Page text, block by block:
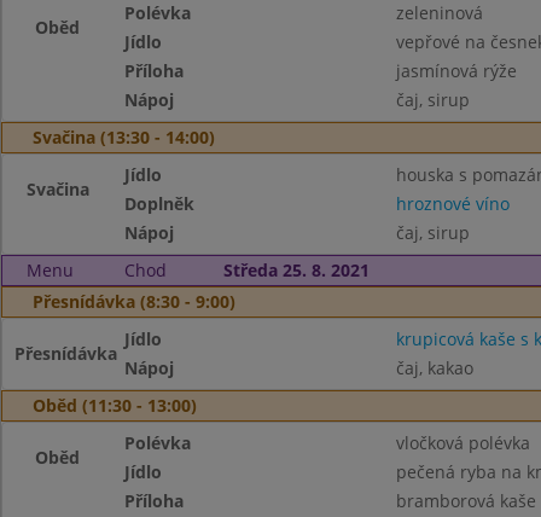
Oběd
Polévka
zeleninová
Jídlo
vepřové na
Příloha
jasmínová rýže
Nápoj
čaj, sirup
Svačina (13:30 - 14:00)
Svačina
Jídlo
houska s
Doplněk
hroznové víno
Nápoj
čaj, sirup
Menu
Chod
Středa 25. 8. 2021
Přesnídávka (8:30 - 9:00)
Přesnídávka
Jídlo
krupicová kaše s
Nápoj
čaj, kakao
Oběd (11:30 - 13:00)
Oběd
Polévka
vločková polévka
Jídlo
pečená ryba na
Příloha
bramborová kaše